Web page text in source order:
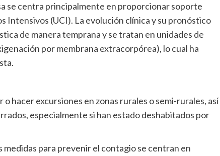
se centra principalmente en proporcionar soporte
Intensivos (UCI). La evolución clínica y su pronóstico
de manera temprana y se tratan en unidades de
por membrana extracorpórea), lo cual ha
hacer excursiones en zonas rurales o semi-rurales, así
especialmente si han estado deshabitados por
medidas para prevenir el contagio se centran en